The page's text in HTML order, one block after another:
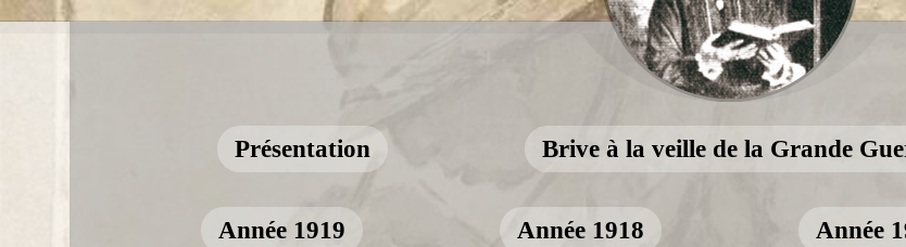
Présentation Brive à la veille de la Grande
Année 1919 Année 1918 Année